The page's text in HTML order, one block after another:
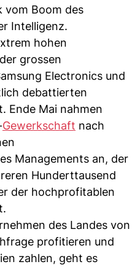
vom Boom des
Intelligenz.
hohen
grossen
Electronics und
debattierten
Ende Mai nahmen
Gewerkschaft nach
Managements an, der
Hunderttausend
der hochprofitablen
des Landes von
profitieren und
zahlen, geht es